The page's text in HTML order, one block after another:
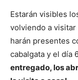
Estarán visibles
volviendo a
harán presentes
cabalgata y el día
entregado, los